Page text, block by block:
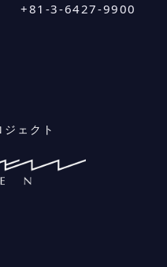
+81-3-6427-9900
ェクト